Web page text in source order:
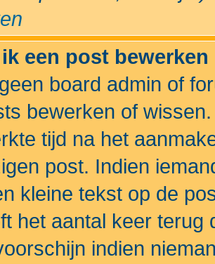
een post
board admin of
bewerken of
tijd na het
post. Indien
kleine tekst op de
het aantal keer terug
indien